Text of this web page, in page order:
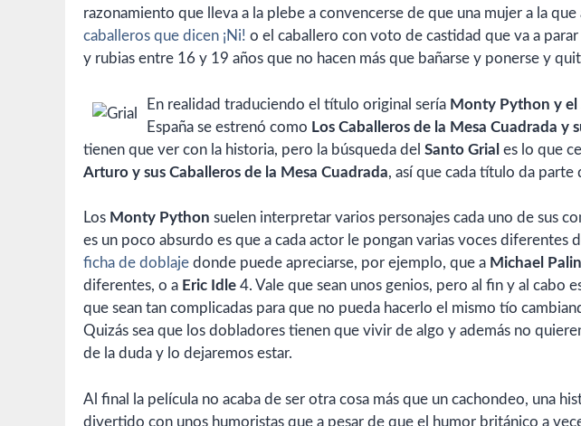
razonamiento que lleva a la plebe a convencerse de que una mujer a la que
caballeros que dicen ¡Ni! o el caballero con voto de castidad que va a
y rubias entre 16 y 19 años que no hacen más que bañarse y ponerse y
En realidad traduciendo el título original sería Monty Python y el
España se estrenó como Los Caballeros de la Mesa Cuadrada y
tienen que ver con la historia, pero la búsqueda del Santo Grial es lo que
Arturo y sus Caballeros de la Mesa Cuadrada, así que cada título da parte
Los Monty Python suelen interpretar varios personajes cada uno de sus
es un poco absurdo es que a cada actor le pongan varias voces diferentes
ficha de doblaje donde puede apreciarse, por ejemplo, que a Michael Palin
diferentes, o a Eric Idle 4. Vale que sean unos genios, pero al fin y al cabo
que sean tan complicadas para que no pueda hacerlo el mismo tío
Quizás sea que los dobladores tienen que vivir de algo y además no
de la duda y lo dejaremos estar.
Al final la película no acaba de ser otra cosa más que un cachondeo, una
divertido con unos humoristas que a pesar de que el humor británico a